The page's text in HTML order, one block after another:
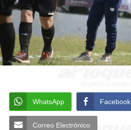
WhatsApp Facebook
Correo Electrónico